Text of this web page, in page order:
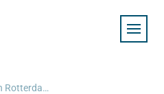
Adverteren in Rotterdamse metrotunnel gestart